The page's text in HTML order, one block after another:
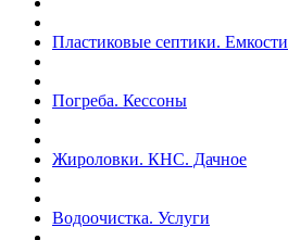
Пластиковые септики. Емкости
Погреба. Кессоны
Жироловки. КНС. Дачное
Водоочистка. Услуги